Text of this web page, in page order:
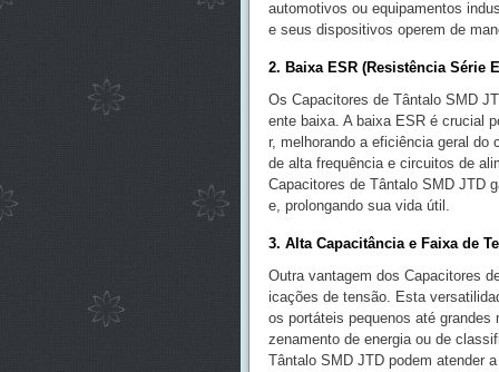
automotivos ou equipamentos
e seus dispositivos operem de
2. Baixa ESR (Resistência Série
Os Capacitores de Tântalo SMD
ente baixa. A baixa ESR é crucial
r, melhorando a eficiência geral
de alta frequência e circuitos de
Capacitores de Tântalo SMD JTD
e, prolongando sua vida útil.
3. Alta Capacitância e Faixa de
Outra vantagem dos Capacitores
icações de tensão. Esta
os portáteis pequenos até
zenamento de energia ou de
Tântalo SMD JTD podem atender